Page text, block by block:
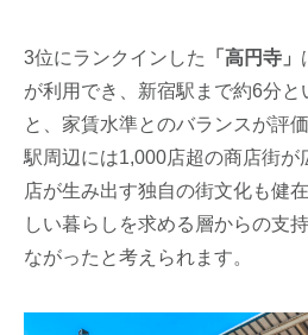
3位にランクインした 「高円寺」
が利用でき、新宿駅まで約6分と
と、家賃水準とのバランスが評
駅周辺には1,000店超の商店街が
店が生み出す独自の街文化も健
しい暮らしを求める層からの支
ながったと考えられます。